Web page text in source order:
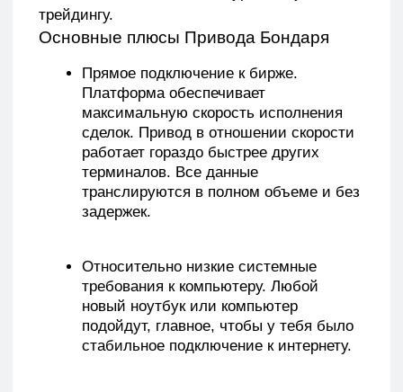
стабильное подключение к интернету.
каких-либо вопросов или проблем,
их всегда решить напрямую через
проп-компанию или связаться
с разработчиками.
Постоянные обновления
и оперативные исправления багов.
Привод постоянно улучшается
и дорабатывается, чтобы трейдерам
Персонализация. Трейдер может под
себя настроить рабочее пространство.
В зависимости от количества
мониторов и их разрешения, можно
индивидуально подобрать интерфейс